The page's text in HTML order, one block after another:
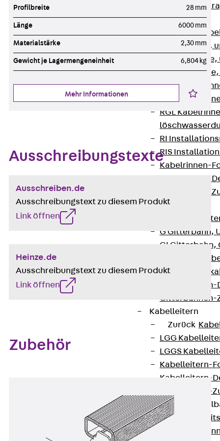
Kabelrinnen
R Kabelrinne,
RS
RG
RGM
RGS
RGL
RI
RIS
Kabelrinnen-
Kabelrinnen-
Kabelrinnen-
Gitterbahnen
G Gitterbahn,
GI Gitterbahn,
GTD
GTDW
Gitterbahnen-
Gitterbahnen-
Kabelleitern
Zurück
LGG
LGGS
Kabelleitern-
Kabelleitern-
Kabelleitern-
Zurück
WPL
Profilbreite 28 mm
Länge 6000 mm
Materialstärke 2,30 mm
Gewicht je Lagermengeneinheit 6,804 kg
Mehr Informationen
Ausschreibungstexte
Ausschreiben.de
Ausschreibungstext zu diesem Produkt
Link öffnen
Heinze.de
Ausschreibungstext zu diesem Produkt
Link öffnen
Zubehör